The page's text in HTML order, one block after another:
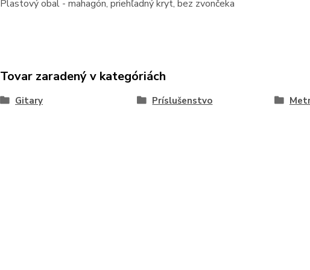
Plastový obal - mahagón, priehľadný kryt, bez zvončeka
Tovar zaradený v kategóriách
Gitary Príslušenstvo